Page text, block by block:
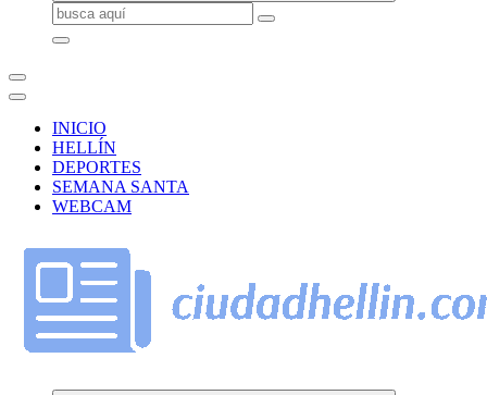
Buscar:
INICIO
HELLÍN
DEPORTES
SEMANA SANTA
WEBCAM